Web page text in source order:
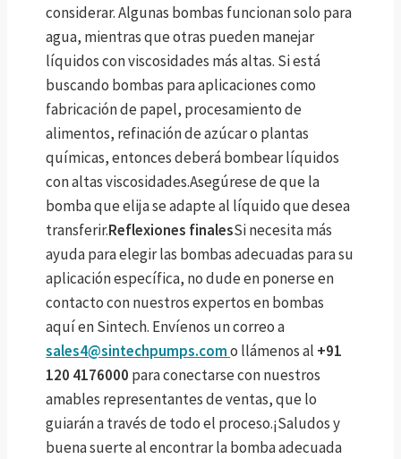
considerar. Algunas bombas funcionan solo para
agua, mientras que otras pueden manejar
líquidos con viscosidades más altas. Si está
buscando bombas para aplicaciones como
fabricación de papel, procesamiento de
alimentos, refinación de azúcar o plantas
químicas, entonces deberá bombear líquidos
con altas viscosidades.Asegúrese de que la
bomba que elija se adapte al líquido que desea
transferir.Reflexiones finalesSi necesita más
ayuda para elegir las bombas adecuadas para su
aplicación específica, no dude en ponerse en
contacto con nuestros expertos en bombas
aquí en Sintech. Envíenos un correo a
sales4@sintechpumps.como llámenos al +91
120 4176000 para conectarse con nuestros
amables representantes de ventas, que lo
guiarán a través de todo el proceso.¡Saludos y
buena suerte al encontrar la bomba adecuada